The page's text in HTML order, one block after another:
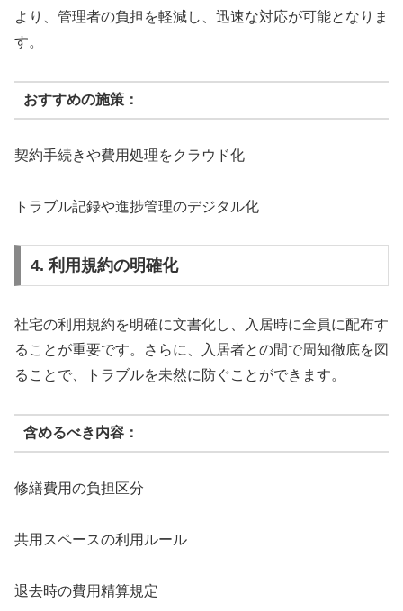
より、管理者の負担を軽減し、迅速な対応が可能となりま
す。
おすすめの施策：
契約手続きや費用処理をクラウド化
トラブル記録や進捗管理のデジタル化
4. 利用規約の明確化
社宅の利用規約を明確に文書化し、入居時に全員に配布す
ることが重要です。さらに、入居者との間で周知徹底を図
ることで、トラブルを未然に防ぐことができます。
含めるべき内容：
修繕費用の負担区分
共用スペースの利用ルール
退去時の費用精算規定